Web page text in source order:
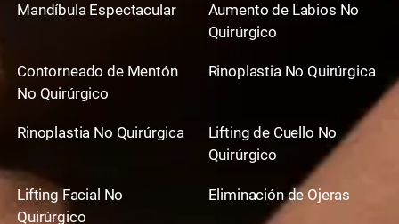
Mandíbula Espectacular
Aumento de Labios No
Quirúrgico
Contorneado de Mentón
No Quirúrgico
Rinoplastia No Quirúrgica
Rinoplastia No Quirúrgica
Lifting de Cuello No
Quirúrgico
Lifting Facial No
Quirúrgico
Eliminación de Ojeras